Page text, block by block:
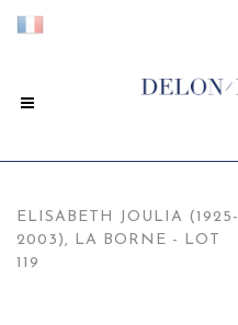
ELISABETH JOULIA (1925-
2003), LA BORNE - LOT
119